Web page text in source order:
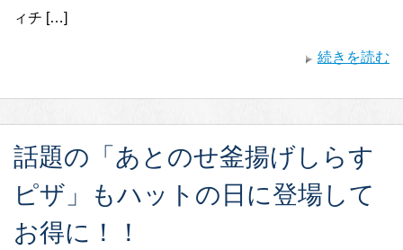
ィチ […]
続きを読む
話題の「あとのせ釜揚げしらす
ピザ」もハットの日に登場して
お得に！！